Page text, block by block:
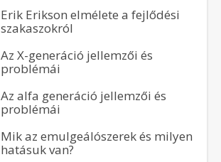
Erik Erikson elmélete a fejlődési
szakaszokról
Az X-generáció jellemzői és
problémái
Az alfa generáció jellemzői és
problémái
Mik az emulgeálószerek és milyen
hatásuk van?